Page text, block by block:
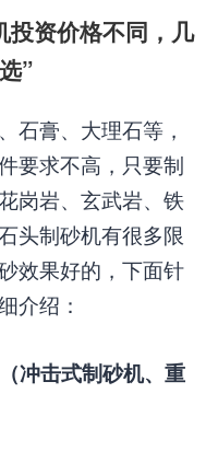
投资价格不同，几
”
石膏、大理石等，
要求不高，只要制
岗岩、玄武岩、铁
头制砂机有很多限
效果好的，下面针
介绍：
冲击式制砂机、重